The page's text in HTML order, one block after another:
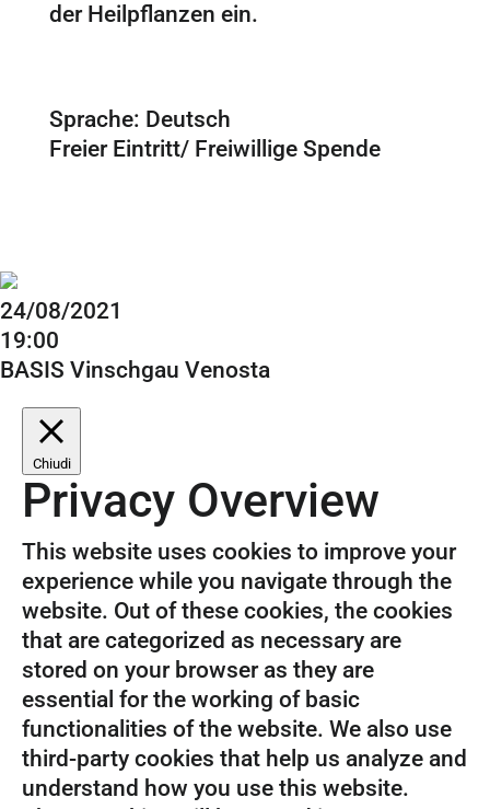
der Heilpflanzen ein.
Sprache: Deutsch
Freier Eintritt/ Freiwillige Spende
24/08/2021
19:00
BASIS Vinschgau Venosta
Chiudi
Privacy Overview
This website uses cookies to improve your
experience while you navigate through the
website. Out of these cookies, the cookies
that are categorized as necessary are
stored on your browser as they are
essential for the working of basic
functionalities of the website. We also use
third-party cookies that help us analyze and
understand how you use this website.